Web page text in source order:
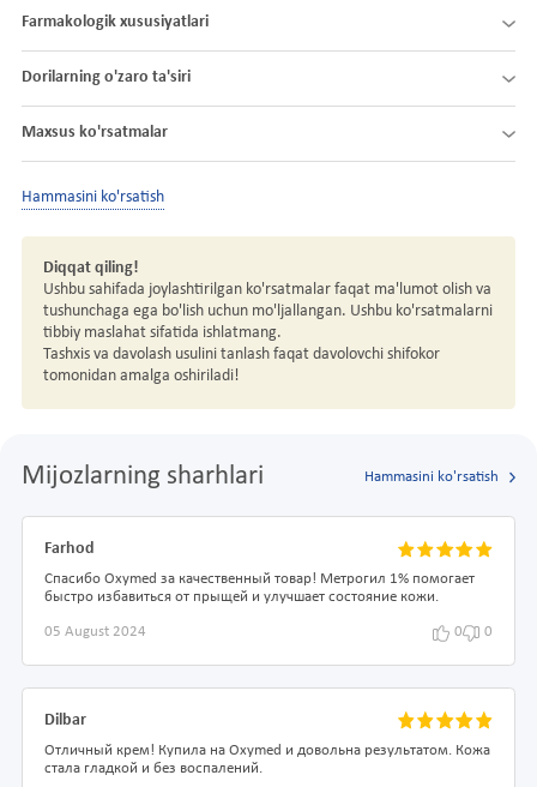
Farmakologik xususiyatlari
Dorilarning o'zaro ta'siri
Maxsus ko'rsatmalar
Hammasini ko'rsatish
Diqqat qiling!
Ushbu sahifada joylashtirilgan ko'rsatmalar faqat ma'lumot olish va
tushunchaga ega bo'lish uchun mo'ljallangan. Ushbu ko'rsatmalarni
tibbiy maslahat sifatida ishlatmang.
Tashxis va davolash usulini tanlash faqat davolovchi shifokor
tomonidan amalga oshiriladi!
Mijozlarning sharhlari Hammasini ko'rsatish
Farhod
Спасибо Oxymed за качественный товар! Метрогил 1% помогает
быстро избавиться от прыщей и улучшает состояние кожи.
05 August 2024 0 0
Dilbar
Отличный крем! Купила на Oxymed и довольна результатом. Кожа
стала гладкой и без воспалений.